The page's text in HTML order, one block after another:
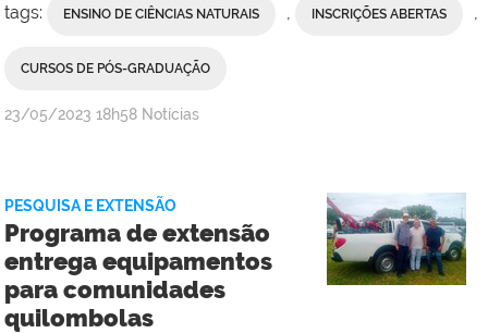
tags: ENSINO DE CIÊNCIAS NATURAIS INSCRIÇÕES ABERTAS
CURSOS DE PÓS-GRADUAÇÃO
por
Cabo
Frio
publicado
23/05/2023 18h58 Notícias
PESQUISA E EXTENSÃO
Programa de extensão
entrega equipamentos
para comunidades
quilombolas